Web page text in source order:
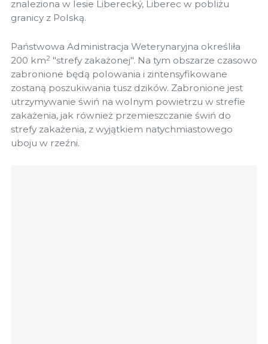
znaleziona w lesie Liberecký, Liberec w pobliżu
granicy z Polską.
Państwowa Administracja Weterynaryjna określiła
200 km2 "strefy zakażonej". Na tym obszarze czasowo
zabronione będą polowania i zintensyfikowane
zostaną poszukiwania tusz dzików. Zabronione jest
utrzymywanie świń na wolnym powietrzu w strefie
zakażenia, jak również przemieszczanie świń do
strefy zakażenia, z wyjątkiem natychmiastowego
uboju w rzeźni.